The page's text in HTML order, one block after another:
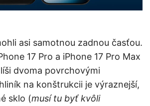
asi samotnou zadnou časťou.
17 Pro a iPhone 17 Pro Max
dvoma povrchovými
na konštrukcii je výraznejší,
sklo (musí tu byť kvôli